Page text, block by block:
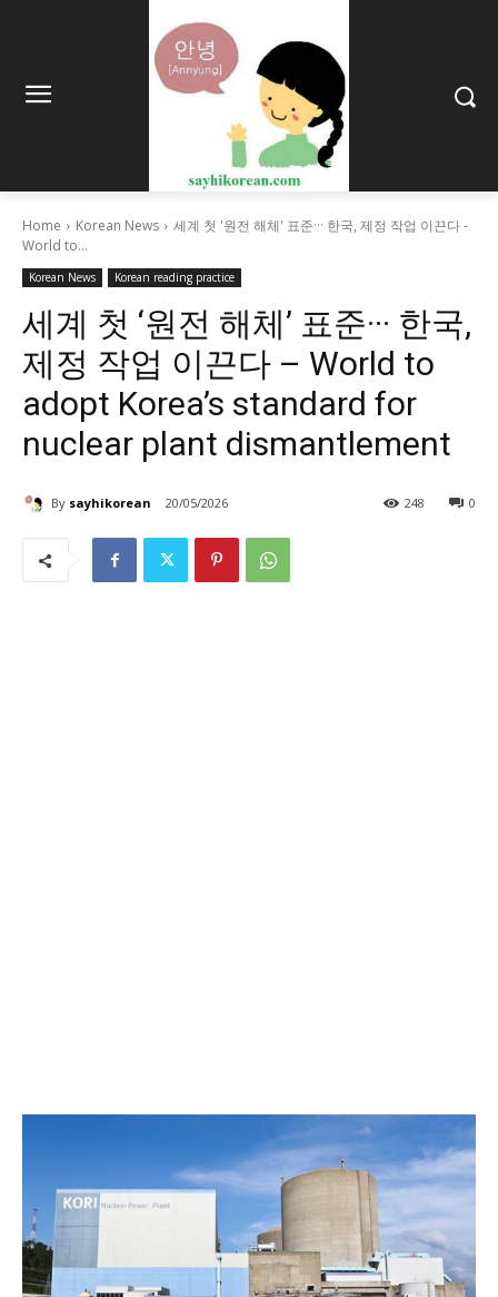
Home Korean News
세계 첫 '원전 해체' 표준··· 한국, 제정 작업 이끈다 -
World to...
Korean News Korean reading practice
세계 첫 ‘원전 해체’ 표준··· 한국,
제정 작업 이끈다 – World to
adopt Korea’s standard for
nuclear plant dismantlement
By sayhikorean 20/05/2026 0
248